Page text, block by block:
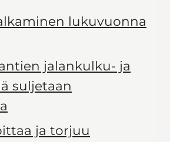
lukuvuonna
jalankulku- ja
suljetaan
ja torjuu